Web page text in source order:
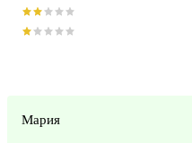
Мария